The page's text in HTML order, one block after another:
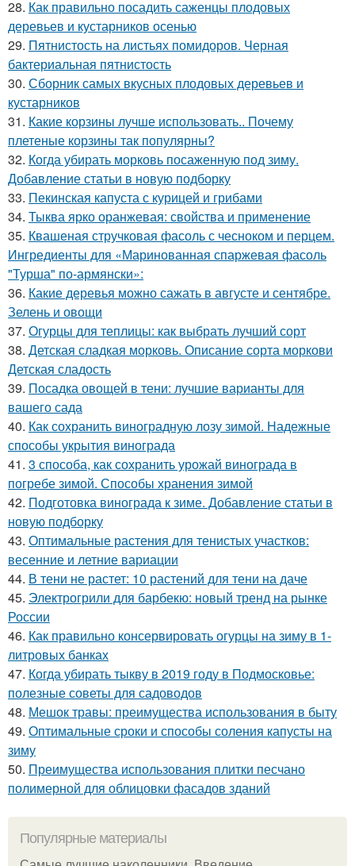
28. Как правильно посадить саженцы плодовых
деревьев и кустарников осенью
29. Пятнистость на листьях помидоров. Черная
бактериальная пятнистость
30. Сборник самых вкусных плодовых деревьев и
кустарников
31. Какие корзины лучше использовать.. Почему
плетеные корзины так популярны?
32. Когда убирать морковь посаженную под зиму.
Добавление статьи в новую подборку
33. Пекинская капуста с курицей и грибами
34. Тыква ярко оранжевая: свойства и применение
35. Квашеная стручковая фасоль с чесноком и перцем.
Ингредиенты для «Маринованная спаржевая фасоль
"Турша" по-армянски»:
36. Какие деревья можно сажать в августе и сентябре.
Зелень и овощи
37. Огурцы для теплицы: как выбрать лучший сорт
38. Детская сладкая морковь. Описание сорта моркови
Детская сладость
39. Посадка овощей в тени: лучшие варианты для
вашего сада
40. Как сохранить виноградную лозу зимой. Надежные
способы укрытия винограда
41. 3 способа, как сохранить урожай винограда в
погребе зимой. Способы хранения зимой
42. Подготовка винограда к зиме. Добавление статьи в
новую подборку
43. Оптимальные растения для тенистых участков:
весенние и летние вариации
44. В тени не растет: 10 растений для тени на даче
45. Электрогрили для барбекю: новый тренд на рынке
России
46. Как правильно консервировать огурцы на зиму в 1-
литровых банках
47. Когда убирать тыкву в 2019 году в Подмосковье:
полезные советы для садоводов
48. Мешок травы: преимущества использования в быту
49. Оптимальные сроки и способы соления капусты на
зиму
50. Преимущества использования плитки песчано
полимерной для облицовки фасадов зданий
Популярные материалы